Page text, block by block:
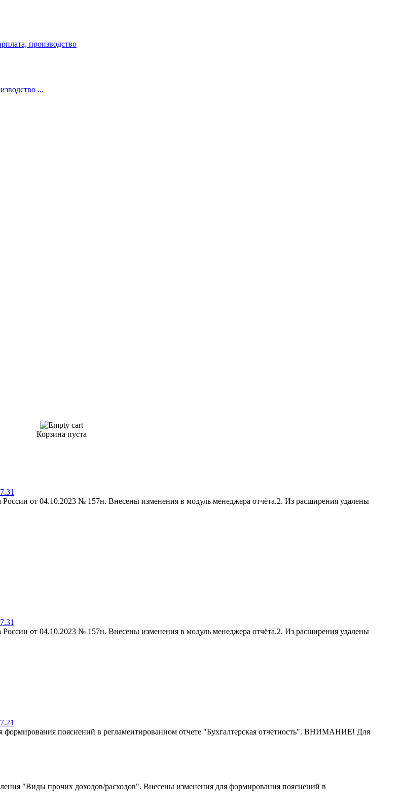
производство
...
Корзина пуста
от 04.10.2023 № 157н. Внесены изменения в модуль менеджера отчёта.2. Из расширения удалены
от 04.10.2023 № 157н. Внесены изменения в модуль менеджера отчёта.2. Из расширения удалены
формирования пояснений в регламентированном отчете "Бухгалтерская отчетность". ВНИМАНИЕ! Для
"Виды прочих доходов/расходов". Внесены изменения для формирования пояснений в